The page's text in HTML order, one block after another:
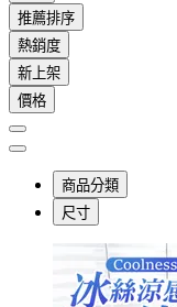
推薦排序
熱銷度
新上架
價格
商品分類
尺寸